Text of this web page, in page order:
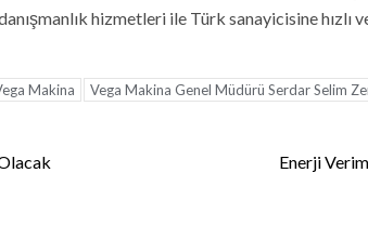
hizmetleri ile Türk sanayicisine hızlı
Makina Vega Makina Genel Müdürü Serdar Selim
Enerji